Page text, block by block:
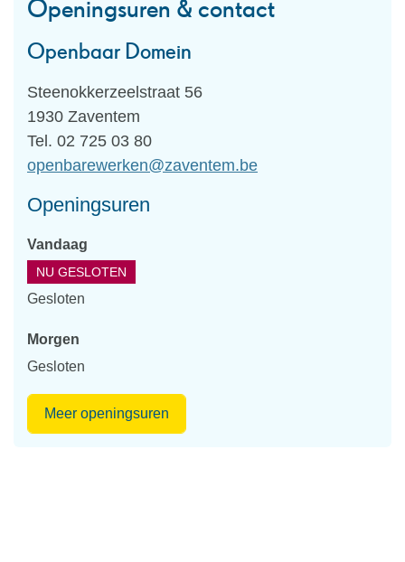
Openingsuren & contact
Openbaar Domein
Adres
Steenokkerzeelstraat 56
,1930 Zaventem
Tel. 02 725 03 80
E-
openbarewerken@zaventem.be
Openingsuren
Vandaag
NU GESLOTEN
Gesloten
Morgen
Gesloten
Meer openingsuren